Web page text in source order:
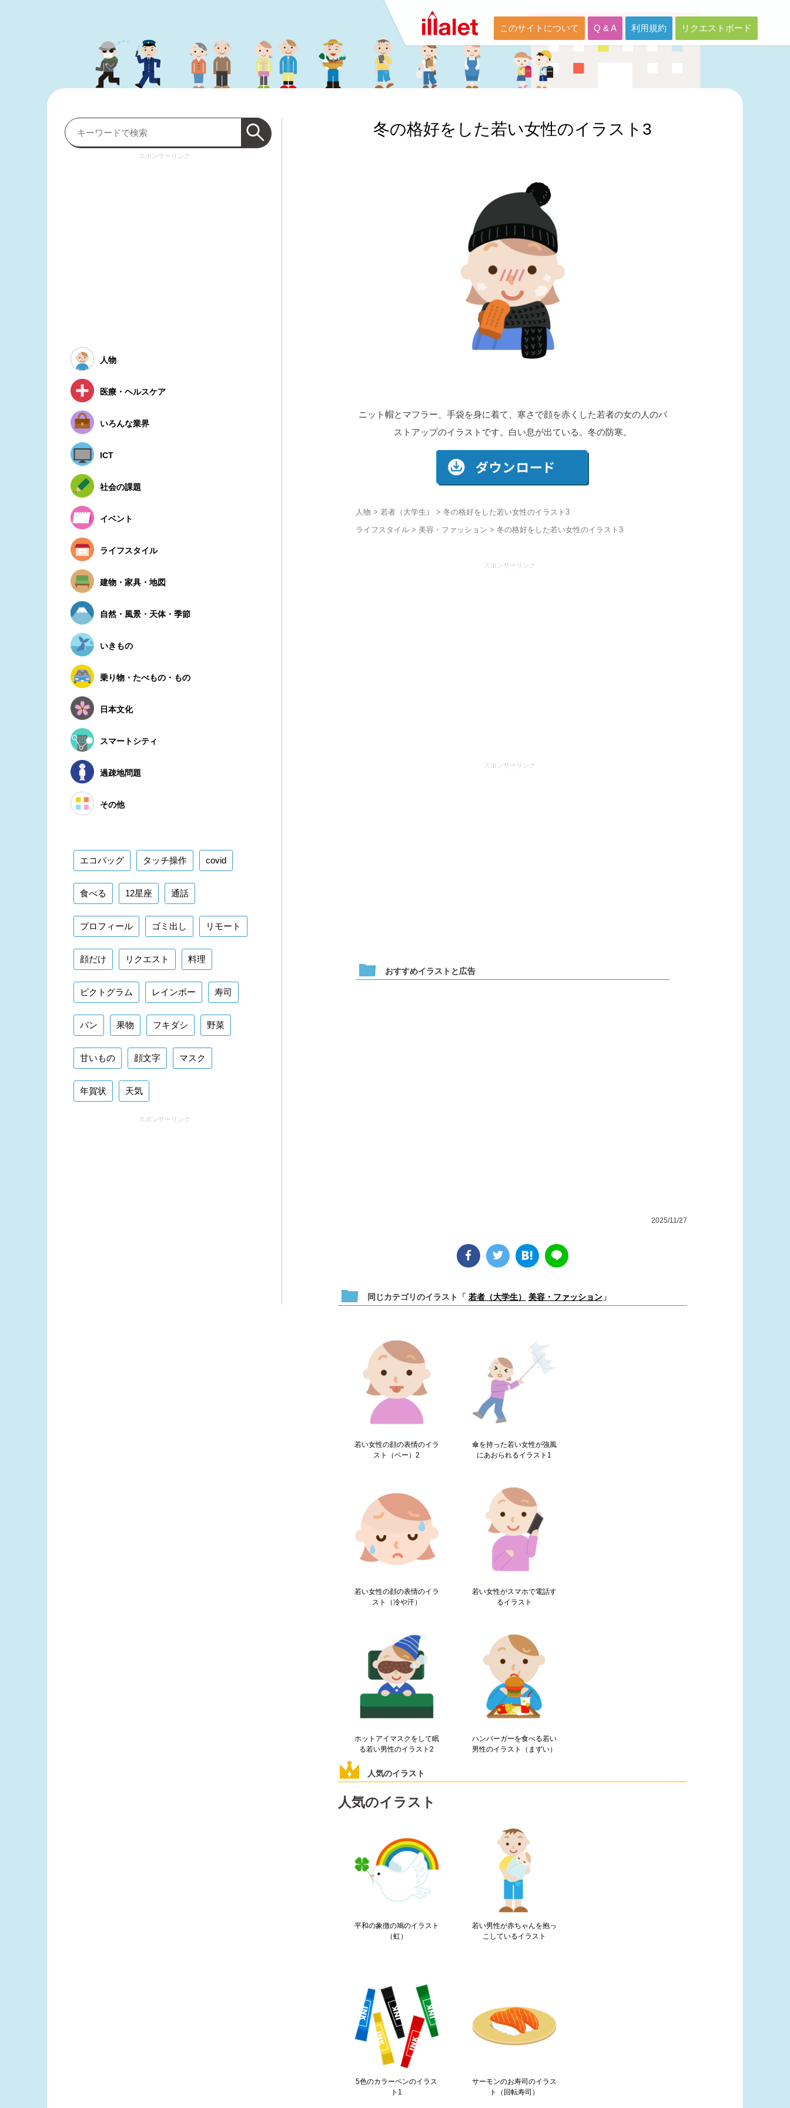
このサイトについて Q & A 利用規約 リクエストボード
冬の格好をした若い女性のイラスト3
ニット帽とマフラー、手袋を身に着て、寒さで顔を赤くした若者の女の人のバ
ストアップのイラストです。白い息が出ている。冬の防寒。
人物 > 若者（大学生）
> 冬の格好をした若い女性のイラスト3
ライフスタイル> 美容・ファッション > 冬の格好をした若い女性のイラスト3
スポンサーリンク
スポンサーリンク
おすすめイラストと広告
2025/11/27
同じカテゴリのイラスト「 若者（大学生） 美容・ファッション」
若い女性の顔の表情のイラ
スト（ベー）2
傘を持った若い女性が強風
にあおられるイラスト1
若い女性の顔の表情のイラ
スト（冷や汗）
若い女性がスマホで電話す
るイラスト
ホットアイマスクをして眠
る若い男性のイラスト2
ハンバーガーを食べる若い
男性のイラスト（まずい）
人気のイラスト
人気のイラスト
平和の象徴の鳩のイラスト
（虹）
若い男性が赤ちゃんを抱っ
こしているイラスト
5色のカラーペンのイラス
ト1
サーモンのお寿司のイラス
ト（回転寿司）
スポンサーリンク
人物
医療・ヘルスケア
いろんな業界
ICT
社会の課題
イベント
ライフスタイル
建物・家具・地図
自然・風景・天体・季節
いきもの
乗り物・たべもの・もの
日本文化
スマートシティ
過疎地問題
その他
エコバッグ タッチ操作 covid
食べる 12星座 通話
プロフィール ゴミ出し リモート
顔だけ リクエスト 料理
ピクトグラム レインボー 寿司
パン 果物 フキダシ 野菜
甘いもの 顔文字 マスク
年賀状 天気
スポンサーリンク